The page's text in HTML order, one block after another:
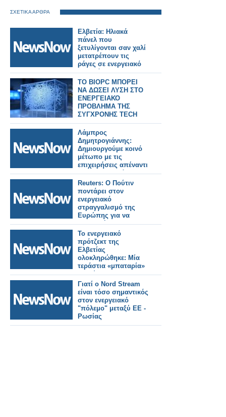
ΣΧΕΤΙΚΑ ΑΡΘΡΑ
Ελβετία: Ηλιακά
πάνελ που
ξετυλίγονται σαν χαλί
μετατρέπουν τις
ράγες σε ενεργειακό
σταθμό.
ΤΟ BIOPC ΜΠΟΡΕΙ
ΝΑ ΔΩΣΕΙ ΛΥΣΗ ΣΤΟ
ΕΝΕΡΓΕΙΑΚΟ
ΠΡΟΒΛΗΜΑ ΤΗΣ
ΣΥΓΧΡΟΝΗΣ TECH
ΖΩΗΣ ΜΑΣ
Λάμπρος
Δημητρογιάννης:
Δημιουργούμε κοινό
μέτωπο με τις
επιχειρήσεις απέναντι
στο ενεργειακό
κόστος
Reuters: Ο Πούτιν
ποντάρει στον
ενεργειακό
στραγγαλισμό της
Ευρώπης για να
επικρατήσει στην
Ουκρανία
Το ενεργειακό
πρότζεκτ της
Ελβετίας
ολοκληρώθηκε: Μία
τεράστια «μπαταρία»
νερού
Γιατί ο Nord Stream
είναι τόσο σημαντικός
στον ενεργειακό
"πόλεμο" μεταξύ ΕΕ -
Ρωσίας